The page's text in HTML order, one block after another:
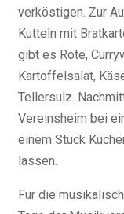
verköstigen. Zur
Kutteln mit
gibt es Rote,
Kartoffelsalat,
Tellersulz.
Vereinsheim bei
einem Stück
lassen.
Für die